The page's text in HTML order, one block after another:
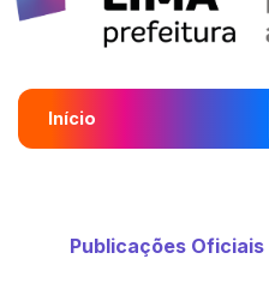
Início
Publicações Oficiais